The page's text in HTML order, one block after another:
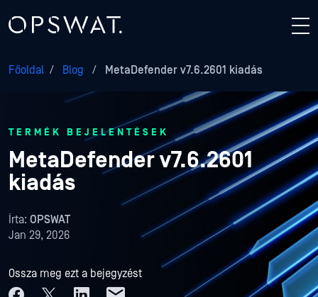
Főoldal / Blog / MetaDefender v7.6.2601 kiadás
TERMÉK BEJELENTÉSEK
MetaDefender v7.6.2601
kiadás
Írta: OPSWAT
Jan 29, 2026
Ossza meg ezt a bejegyzést